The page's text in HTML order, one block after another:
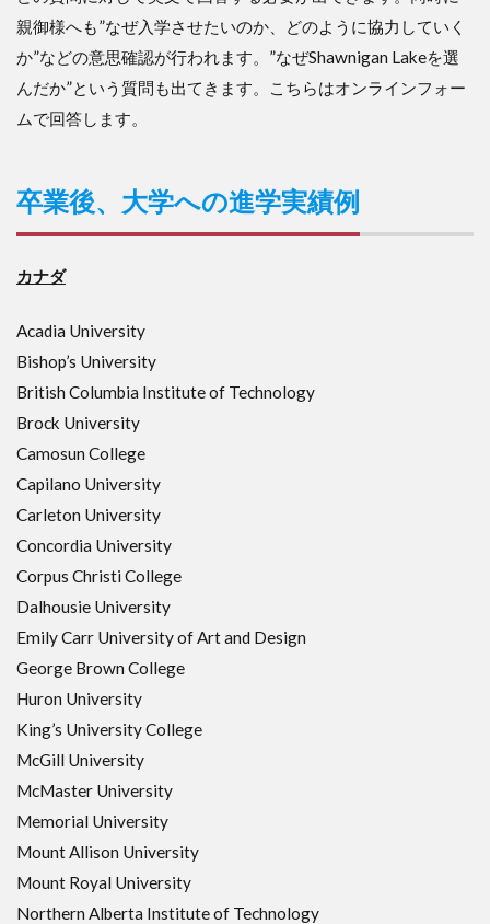
親御様へも”なぜ入学させたいのか、どのように協力していく
か”などの意思確認が行われます。”なぜShawnigan Lakeを選
んだか”という質問も出てきます。こちらはオンラインフォー
ムで回答します。
卒業後、大学への進学実績例
カナダ
Acadia University
Bishop’s University
British Columbia Institute of Technology
Brock University
Camosun College
Capilano University
Carleton University
Concordia University
Corpus Christi College
Dalhousie University
Emily Carr University of Art and Design
George Brown College
Huron University
King’s University College
McGill University
McMaster University
Memorial University
Mount Allison University
Mount Royal University
Northern Alberta Institute of Technology